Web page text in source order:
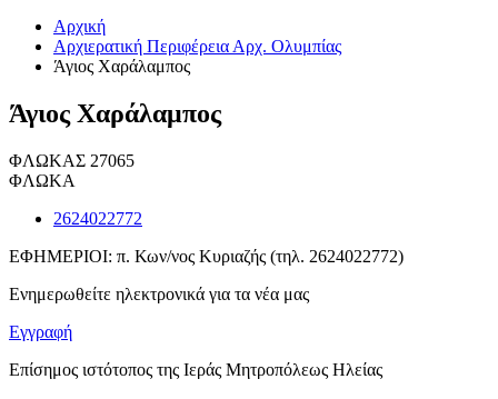
Αρχική
Αρχιερατική Περιφέρεια Αρχ. Ολυμπίας
Άγιος Χαράλαμπος
Άγιος Χαράλαμπος
ΦΛΩΚΑΣ 27065
ΦΛΩΚΑ
2624022772
ΕΦΗΜΕΡΙΟΙ: π. Κων/νος Κυριαζής (τηλ. 2624022772)
Ενημερωθείτε ηλεκτρονικά για τα νέα μας
Εγγραφή
Επίσημος ιστότοπος της Ιεράς Μητροπόλεως Ηλείας